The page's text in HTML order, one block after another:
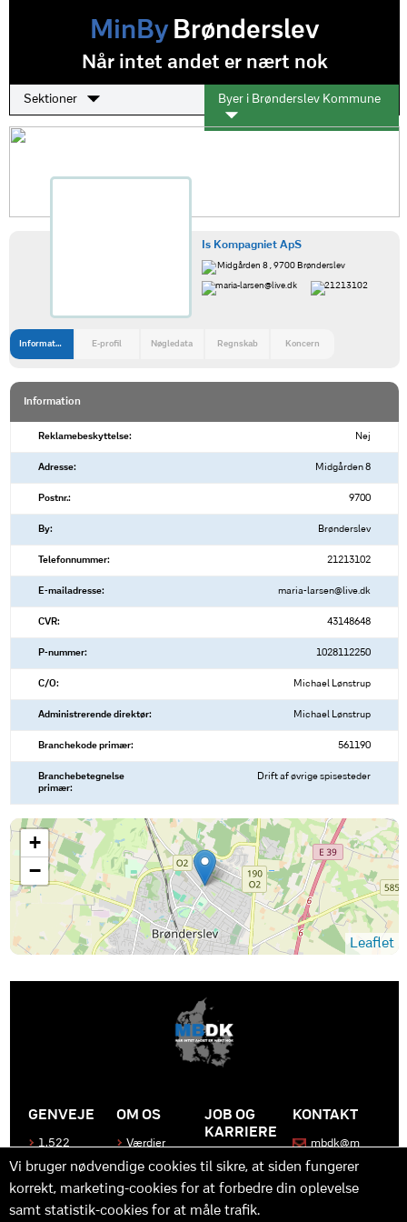
MinByBrønderslev
Når intet andet er nært nok
Sektioner Byer i Brønderslev Kommune
Is Kompagniet ApS
Midgården 8 , 9700 Brønderslev
maria-larsen@live.dk
21213102
Information E-profil Nøgledata Regnskab Koncern
Information
Reklamebeskyttelse: Nej
Adresse: Midgården 8
Postnr.: 9700
By: Brønderslev
Telefonnummer: 21213102
E-mailadresse: maria-larsen@live.dk
CVR: 43148648
P-nummer: 1028112250
C/O: Michael Lønstrup
Administrerende direktør: Michael Lønstrup
Branchekode primær: 561190
Branchebetegnelse
primær:
Drift af øvrige spisesteder
+
−
Leaflet
GENVEJE
1.522
Produkter
Kontakt
os
OM OS
Værdier
Historen
bag
MBDK
Hvad gør
JOB OG
KARRIERE
Bliv en del
af MBDK
Vores
team
KONTAKT
mbdk@m
Vi bruger nødvendige cookies til sikre, at siden fungerer
korrekt, marketing-cookies for at forbedre din oplevelse
samt statistik-cookies for at måle trafik.